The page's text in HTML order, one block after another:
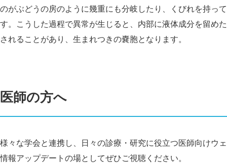
のがぶどうの房のように幾重にも分岐したり、くびれを持っ
す。こうした過程で異常が生じると、内部に液体成分を留め
されることがあり、生まれつきの嚢胞となります。
医師の方へ
様々な学会と連携し、日々の診療・研究に役立つ医師向けウ
情報アップデートの場としてぜひご視聴ください。